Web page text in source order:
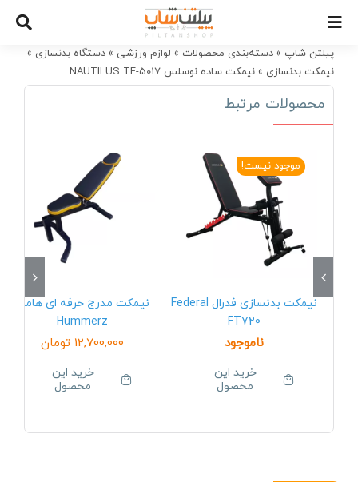
contentپیلتن شاپ » دسته‌بندی محصولات » لوازم ورزشی » دستگاه بدنسازی »
نیمکت بدنسازی » نیمکت ساده نوسلس NAUTILUS TF-5017
محصولات مرتبط
موجود نیست!
نیمکت بدنسازی فدرال Federal
FT720
ناموجود
خرید این
محصول
نیمکت مدرج حرفه ای هامرز
Hummerz
12,700,000 تومان
خرید این
محصول